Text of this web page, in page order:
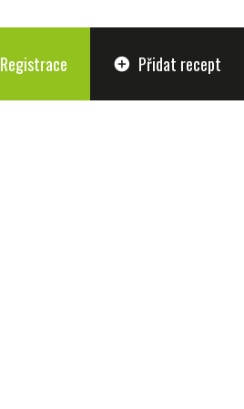
Registrace add_circle Přidat recept